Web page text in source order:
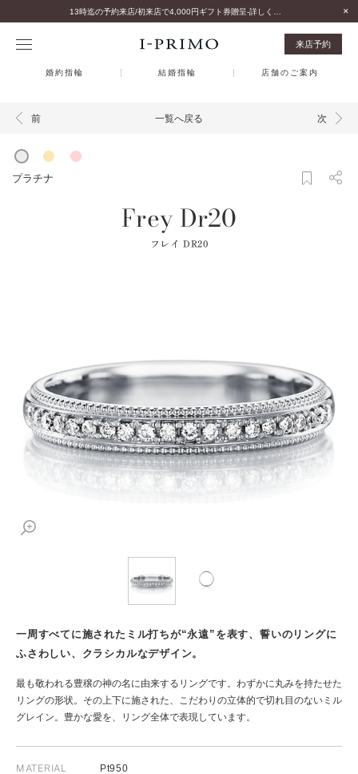
来店予約
婚約指輪 結婚指輪 店舗のご案内
前 一覧へ戻る 次
プラチナ
Frey Dr20
フレイ DR20
一周すべてに施されたミル打ちが“永遠”を表す、誓いのリングに
ふさわしい、クラシカルなデザイン。
最も敬われる豊穣の神の名に由来するリングです。わずかに丸みを持たせた
リングの形状。その上下に施された、こだわりの立体的で切れ目のないミル
グレイン。豊かな愛を、リング全体で表現しています。
MATERIAL Pt950